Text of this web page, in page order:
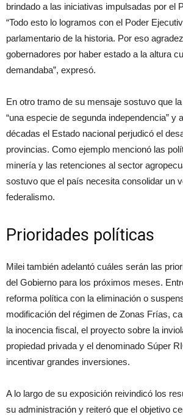
brindado a las iniciativas impulsadas por el
“Todo esto lo logramos con el Poder
parlamentario de la historia. Por eso
gobernadores por haber estado a la altura
demandaba”, expresó.
En otro tramo de su mensaje sostuvo que
“una especie de segunda independencia” y
décadas el Estado nacional perjudicó el
provincias. Como ejemplo mencionó las
minería y las retenciones al sector
sostuvo que el país necesita consolidar un
federalismo.
Prioridades políticas
Milei también adelantó cuáles serán las
del Gobierno para los próximos meses.
reforma política con la eliminación o
modificación del régimen de Zonas Frías,
la inocencia fiscal, el proyecto sobre la
propiedad privada y el denominado Súper
incentivar grandes inversiones.
A lo largo de su exposición reivindicó los
su administración y reiteró que el objetivo